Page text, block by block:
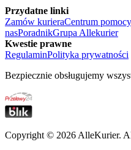
Przydatne linki
Zamów kurieraCentrum pomocy
nasPoradnikGrupa Allekurier
Kwestie prawne
RegulaminPolityka prywatności
Bezpiecznie obsługujemy
Copyright © 2026 AlleKurier.